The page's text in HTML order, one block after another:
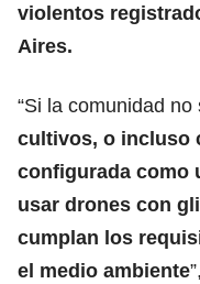
violentos
Aires.
“Si la comunidad no
cultivos, o incluso
configurada como
usar drones con
cumplan los
el medio ambiente